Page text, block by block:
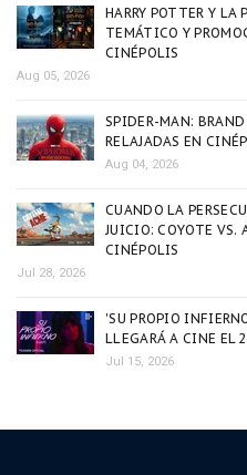
HARRY POTTER Y LA
TEMÁTICO Y
CINÉPOLIS
Aug 05, 2026
SPIDER-MAN:
RELAJADAS EN
Aug 04, 2026
CUANDO LA
JUICIO: COYOTE VS.
CINÉPOLIS
Jul 28, 2026
'SU PROPIO
LLEGARÁ A CINE EL
Jul 15, 2026